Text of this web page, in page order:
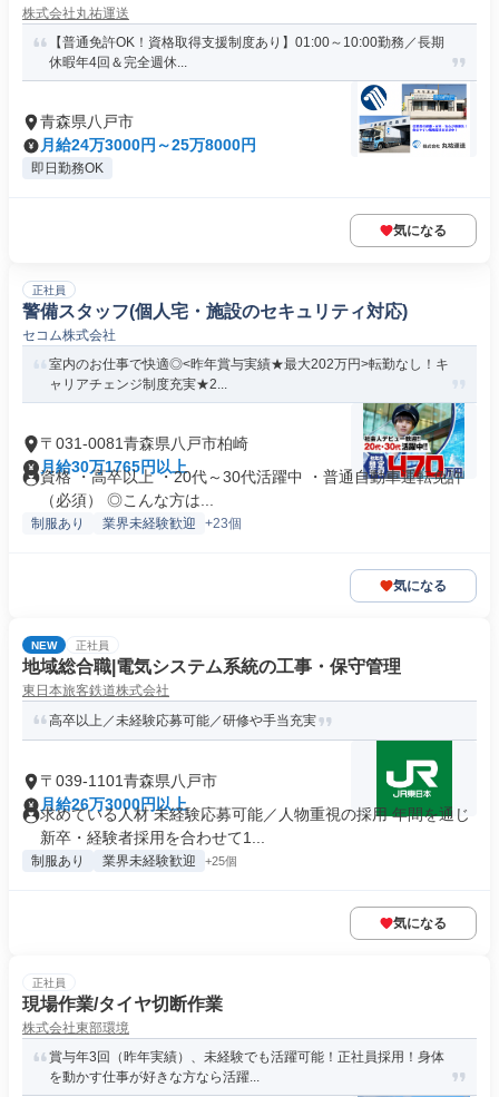
株式会社丸祐運送
【普通免許OK！資格取得支援制度あり】01:00～10:00勤務／長期
休暇年4回＆完全週休...
青森県八戸市
月給24万3000円～25万8000円
即日勤務OK
気になる
正社員
警備スタッフ(個人宅・施設のセキュリティ対応)
セコム株式会社
室内のお仕事で快適◎<昨年賞与実績★最大202万円>転勤なし！キ
ャリアチェンジ制度充実★2...
〒031-0081青森県八戸市柏崎
月給30万1765円以上
資格 ・高卒以上 ・20代～30代活躍中 ・普通自動車運転免許
（必須） ◎こんな方は...
制服あり 業界未経験歓迎 +23個
気になる
NEW 正社員
地域総合職|電気システム系統の工事・保守管理
東日本旅客鉄道株式会社
高卒以上／未経験応募可能／研修や手当充実
〒039-1101青森県八戸市
月給26万3000円以上
求めている人材 未経験応募可能／人物重視の採用 年間を通じ
新卒・経験者採用を合わせて1...
制服あり 業界未経験歓迎 +25個
気になる
正社員
現場作業/タイヤ切断作業
株式会社東部環境
賞与年3回（昨年実績）、未経験でも活躍可能！正社員採用！身体
を動かす仕事が好きな方なら活躍...